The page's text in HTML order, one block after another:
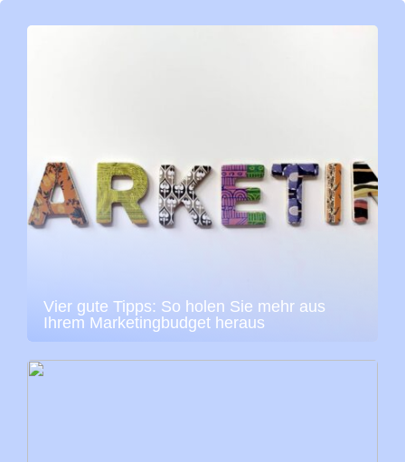
Vier gute Tipps: So holen Sie mehr aus
Ihrem Marketingbudget heraus